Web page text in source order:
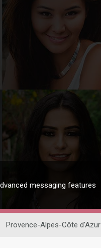
messaging features
Provence-Alpes-Côte d'Azur